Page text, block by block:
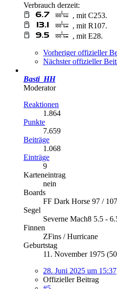
Verbrauch derzeit:
, mit C253.
, mit R107.
, mit E28.
Vorheriger offizieller
Nächster offizieller
Basti_HH
Moderator
Reaktionen
1.864
Punkte
7.659
Beiträge
1.068
Einträge
9
Karteneintrag
nein
Boards
FF Dark Horse 97 /
Segel
Severne Mach8 5.5 -
Finnen
ZFins / Hurricane
Geburtstag
11. November 1975
28. Juni 2025 um 15:37
Offizieller Beitrag